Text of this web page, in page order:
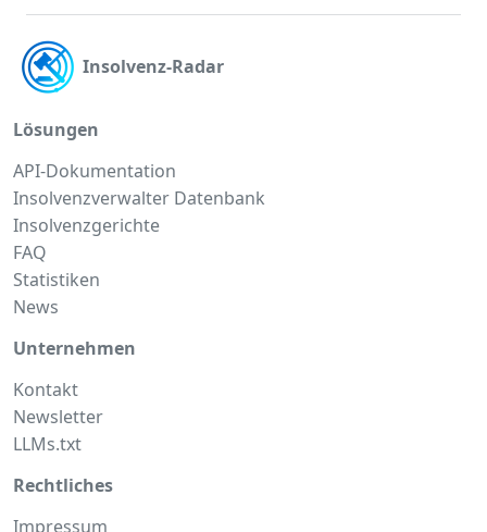
Insolvenz-Radar
Lösungen
API-Dokumentation
Insolvenzverwalter Datenbank
Insolvenzgerichte
FAQ
Statistiken
News
Unternehmen
Kontakt
Newsletter
LLMs.txt
Rechtliches
Impressum